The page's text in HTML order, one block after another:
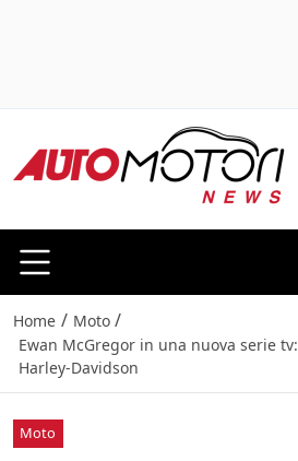
Home / Moto /
Ewan McGregor in una nuova serie
Harley-Davidson
Moto